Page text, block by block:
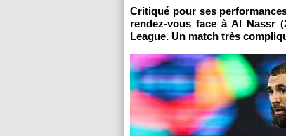
Critiqué pour ses
rendez-vous face à Al Nassr
League. Un match très